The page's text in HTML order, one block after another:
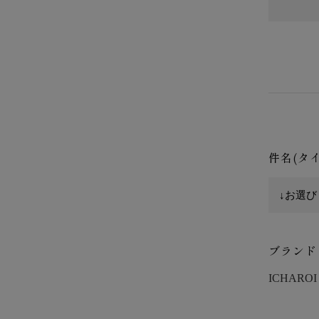
件名(タ
ブランド
ICHAROI